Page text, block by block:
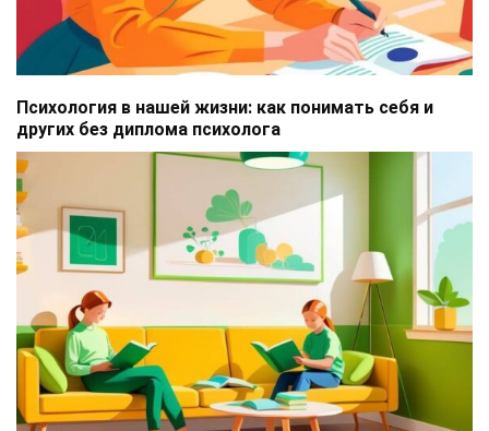
Психология в нашей жизни: как понимать себя и
других без диплома психолога